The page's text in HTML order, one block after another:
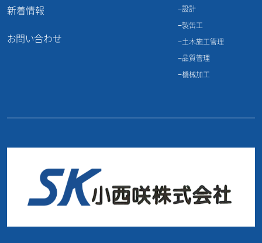
を防止する為、必要・適切な措置を講じ、厳
内容を維持し、適宜見直し、改善に努めます。
6.個人情報に関するお問い合わせ
当社の個人情報の取扱いに関するお問合せ
新着情報
お問い合わせ
設計
製缶工
土木施工管理
品質管理
機械加工